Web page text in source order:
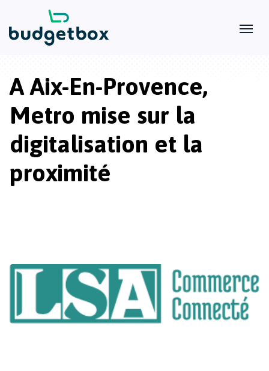
A Aix-En-Provence,
Metro mise sur la
digitalisation et la
proximité